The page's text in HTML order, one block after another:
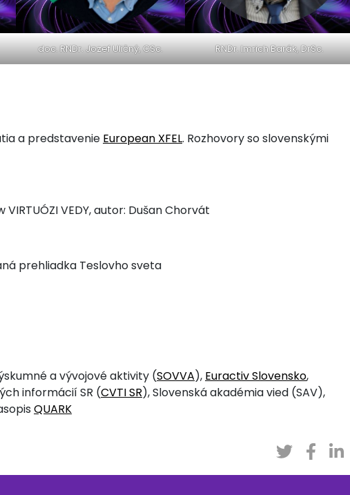
doc. RNDr. Jozef Uličný, CSc. RNDr. Imrich Barák, DrSc.
a predstavenie European XFEL. Rozhovory so slovenskými
VEDY, autor: Dušan Chorvát
prehliadka Teslovho sveta
a vývojové aktivity (SOVVA), Euractiv Slovensko,
informácií SR (CVTI SR), Slovenská akadémia vied (SAV),
QUARK